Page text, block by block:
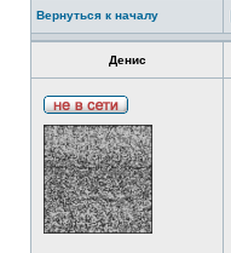
Вернуться к началу
Денис